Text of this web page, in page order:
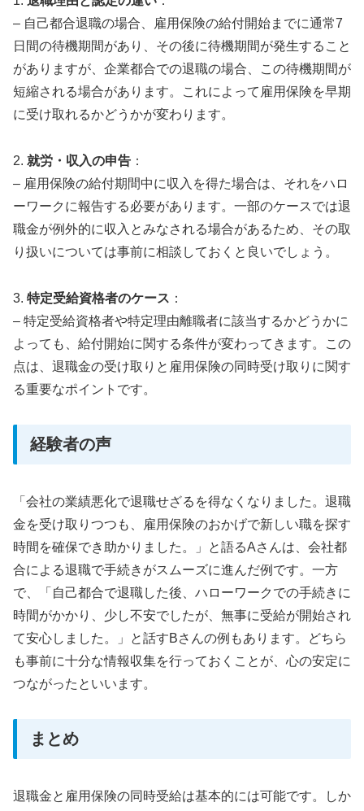
– 自己都合退職の場合、雇用保険の給付開始までに通常7
日間の待機期間があり、その後に待機期間が発生すること
がありますが、企業都合での退職の場合、この待機期間が
短縮される場合があります。これによって雇用保険を早期
に受け取れるかどうかが変わります。
2. 就労・収入の申告 ：
– 雇用保険の給付期間中に収入を得た場合は、それをハロ
ーワークに報告する必要があります。一部のケースでは退
職金が例外的に収入とみなされる場合があるため、その取
り扱いについては事前に相談しておくと良いでしょう。
3. 特定受給資格者のケース ：
– 特定受給資格者や特定理由離職者に該当するかどうかに
よっても、給付開始に関する条件が変わってきます。この
点は、退職金の受け取りと雇用保険の同時受け取りに関す
る重要なポイントです。
経験者の声
「会社の業績悪化で退職せざるを得なくなりました。退職
金を受け取りつつも、雇用保険のおかげで新しい職を探す
時間を確保でき助かりました。」と語るAさんは、会社都
合による退職で手続きがスムーズに進んだ例です。一方
で、「自己都合で退職した後、ハローワークでの手続きに
時間がかかり、少し不安でしたが、無事に受給が開始され
て安心しました。」と話すBさんの例もあります。どちら
も事前に十分な情報収集を行っておくことが、心の安定に
つながったといいます。
まとめ
退職金と雇用保険の同時受給は基本的には可能です。しか